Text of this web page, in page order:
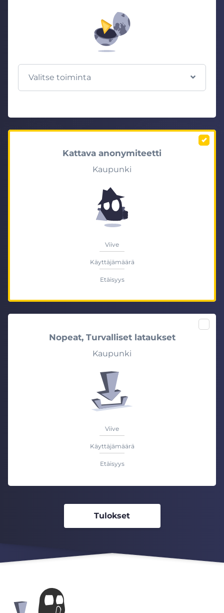
Valitse toiminta
Kattava anonymiteetti
Kaupunki
Viive
Käyttäjämäärä
Etäisyys
Nopeat, Turvalliset lataukset
Kaupunki
Viive
Käyttäjämäärä
Etäisyys
Tulokset